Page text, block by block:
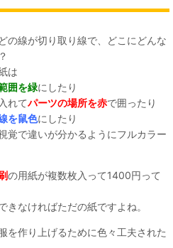
の線が切り取り線で、どこにどんな
は
囲を緑にしたり
れてパーツの場所を赤で囲ったり
を鼠色にしたり
覚で違いが分かるようにフルカラー
の用紙が複数枚入って1400円って
きなければただの紙ですよね。
を作り上げるために色々工夫された